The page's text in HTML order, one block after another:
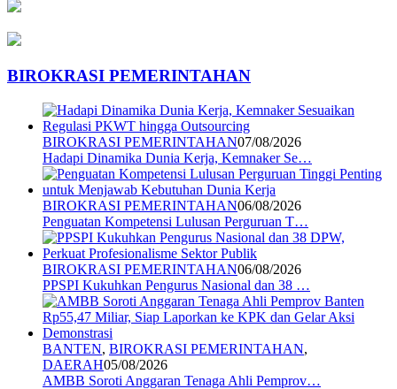
BIROKRASI PEMERINTAHAN
BIROKRASI PEMERINTAHAN07/08/2026
Hadapi Dinamika Dunia Kerja, Kemnaker Se…
BIROKRASI PEMERINTAHAN06/08/2026
Penguatan Kompetensi Lulusan Perguruan T…
BIROKRASI PEMERINTAHAN06/08/2026
PPSPI Kukuhkan Pengurus Nasional dan 38 …
BANTEN, BIROKRASI PEMERINTAHAN,
DAERAH05/08/2026
AMBB Soroti Anggaran Tenaga Ahli Pemprov…